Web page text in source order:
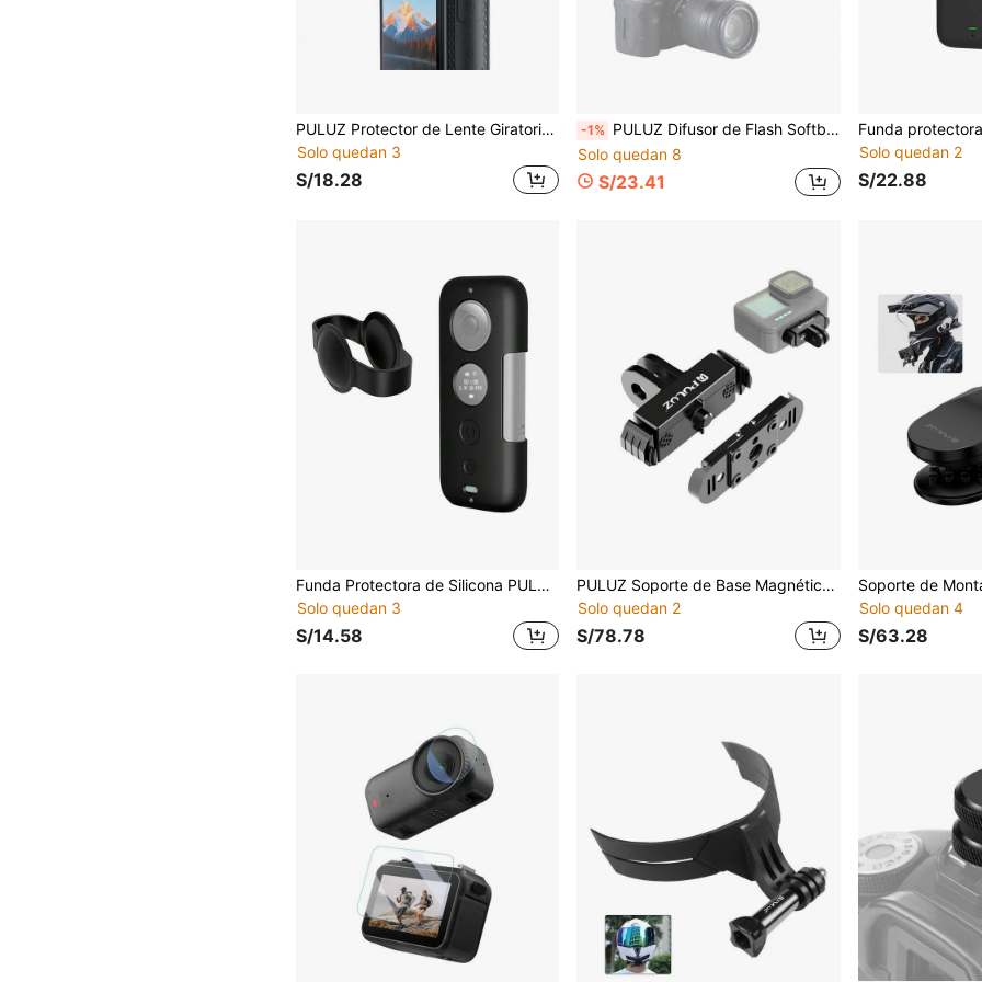
PULUZ Protector de Lente Giratorio de PC para Lente Panorámica Insta360 X5 Versión Básica (Color: Transparente)
Solo quedan 3
S/18.28
-1% PULUZ Difusor de Flash Softbox Plegable Octogonal de 20cm
Solo quedan 8
S/23.41
Solo quedan 2
S/22.88
Funda Protectora de Silicona PULUZ One X con Protector de Lente (Color: Negro)
Solo quedan 3
S/14.58
PULUZ Soporte de Base Magnético Plegable de Liberación Rápida para Dedo para HERO12 Black /11 Black /11 Black Mini /10 Black /9 Black /8 Black / Max (Negro)
Solo quedan 2
S/78.78
Solo quedan 4
S/63.28